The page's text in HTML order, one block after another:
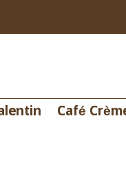
Café